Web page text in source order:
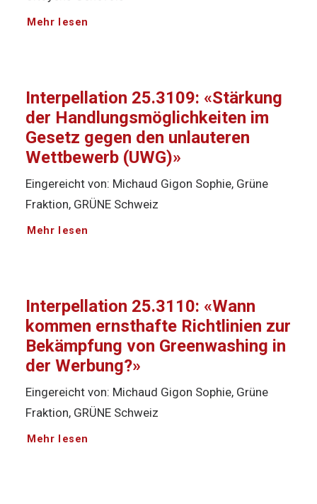
Mehr lesen
Interpellation 25.3109: «Stärkung
der Handlungsmöglichkeiten im
Gesetz gegen den unlauteren
Wettbewerb (UWG)»
Eingereicht von: Michaud Gigon Sophie, Grüne
Fraktion, GRÜNE Schweiz
Mehr lesen
Interpellation 25.3110: «Wann
kommen ernsthafte Richtlinien zur
Bekämpfung von Greenwashing in
der Werbung?»
Eingereicht von: Michaud Gigon Sophie, Grüne
Fraktion, GRÜNE Schweiz
Mehr lesen